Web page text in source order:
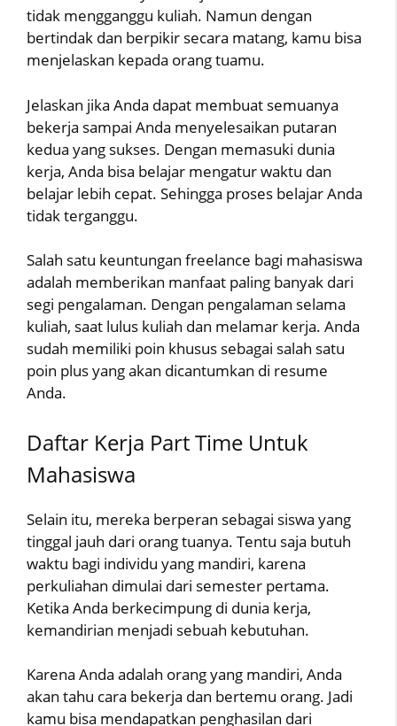
tidak mengganggu kuliah. Namun dengan
bertindak dan berpikir secara matang, kamu bisa
menjelaskan kepada orang tuamu.
Jelaskan jika Anda dapat membuat semuanya
bekerja sampai Anda menyelesaikan putaran
kedua yang sukses. Dengan memasuki dunia
kerja, Anda bisa belajar mengatur waktu dan
belajar lebih cepat. Sehingga proses belajar Anda
tidak terganggu.
Salah satu keuntungan freelance bagi mahasiswa
adalah memberikan manfaat paling banyak dari
segi pengalaman. Dengan pengalaman selama
kuliah, saat lulus kuliah dan melamar kerja. Anda
sudah memiliki poin khusus sebagai salah satu
poin plus yang akan dicantumkan di resume
Anda.
Daftar Kerja Part Time Untuk
Mahasiswa
Selain itu, mereka berperan sebagai siswa yang
tinggal jauh dari orang tuanya. Tentu saja butuh
waktu bagi individu yang mandiri, karena
perkuliahan dimulai dari semester pertama.
Ketika Anda berkecimpung di dunia kerja,
kemandirian menjadi sebuah kebutuhan.
Karena Anda adalah orang yang mandiri, Anda
akan tahu cara bekerja dan bertemu orang. Jadi
kamu bisa mendapatkan penghasilan dari